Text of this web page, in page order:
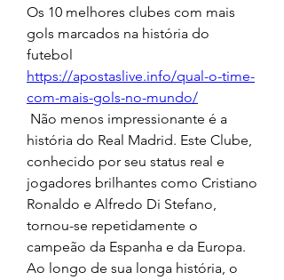
Os 10 melhores clubes com mais
gols marcados na história do
https://apostaslive.info/qual-o-time-
com-mais-gols-no-mundo/
história do Real Madrid. Este Clube,
conhecido por seu status real e
jogadores brilhantes como Cristiano
Ronaldo e Alfredo Di Stefano,
tornou-se repetidamente o
campeão da Espanha e da Europa.
Ao longo de sua longa história, o